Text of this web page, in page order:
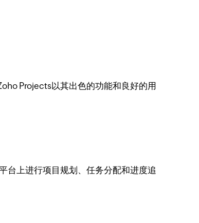
Projects以其出色的功能和良好的用
台上进行项目规划、任务分配和进度追